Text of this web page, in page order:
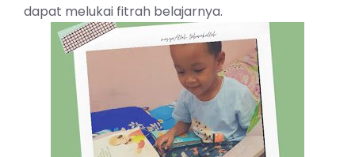
dapat melukai fitrah belajarnya.